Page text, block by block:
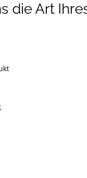
die Art